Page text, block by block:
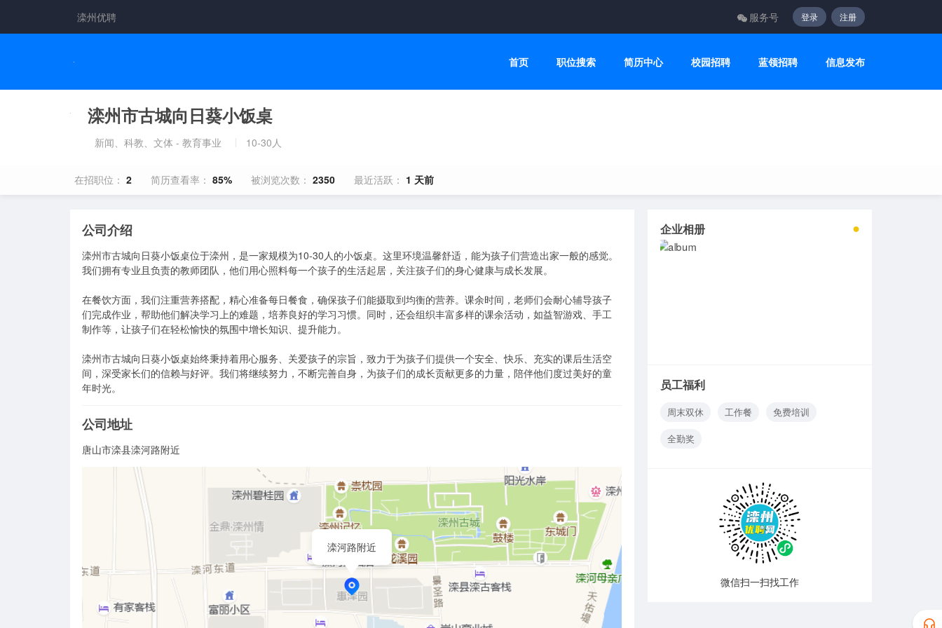
滦州优聘 服务号 登录 注册
首页 职位搜索 简历中心 校园招聘 蓝领招聘 信息发布
滦州市古城向日葵小饭桌
新闻、科教、文体 - 教育事业 10-30人
在招职位： 2 简历查看率： 85% 被浏览次数： 2350 最近活跃： 1 天前
公司介绍
滦州市古城向日葵小饭桌位于滦州，是一家规模为10-30人的小饭桌。这里环境温馨舒适，能为孩子们营造出家一般的感觉。
我们拥有专业且负责的教师团队，他们用心照料每一个孩子的生活起居，关注孩子们的身心健康与成长发展。
在餐饮方面，我们注重营养搭配，精心准备每日餐食，确保孩子们能摄取到均衡的营养。课余时间，老师们会耐心辅导孩子
们完成作业，帮助他们解决学习上的难题，培养良好的学习习惯。同时，还会组织丰富多样的课余活动，如益智游戏、手工
制作等，让孩子们在轻松愉快的氛围中增长知识、提升能力。
滦州市古城向日葵小饭桌始终秉持着用心服务、关爱孩子的宗旨，致力于为孩子们提供一个安全、快乐、充实的课后生活空
间，深受家长们的信赖与好评。我们将继续努力，不断完善自身，为孩子们的成长贡献更多的力量，陪伴他们度过美好的童
年时光。
公司地址
唐山市滦县滦河路附近
滦河路附近
企业相册 2
员工福利
周末双休 工作餐
免费培训
全勤奖
微信扫一扫找工作